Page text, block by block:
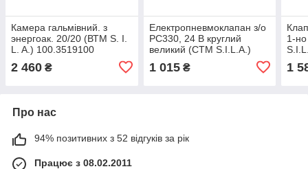
Камера гальмівний. з
энергоак. 20/20 (ВТМ S. I.
L. A.) 100.3519100
2 460 ₴
Електропневмоклапан з/о
РС330, 24 В круглий
великий (СТМ S.I.L.A.)
5320-3721500-А (РС330)
1 015₴
1-
1
Про нас
94% позитивних з 52 відгуків за рік
Працює з 08.02.2011